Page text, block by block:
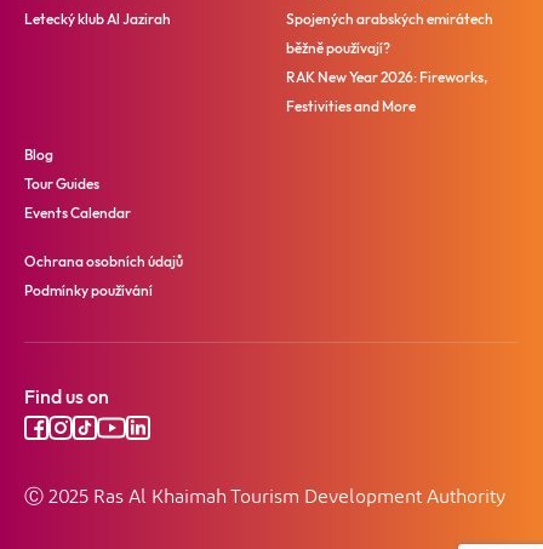
Letecký klub Al Jazirah
Spojených arabských emirátech
běžně používají?
RAK New Year 2026: Fireworks,
Festivities and More
Blog
Tour Guides
Events Calendar
Ochrana osobních údajů
Podmínky používání
Find us on
Ⓒ 2025 Ras Al Khaimah Tourism Development Authority